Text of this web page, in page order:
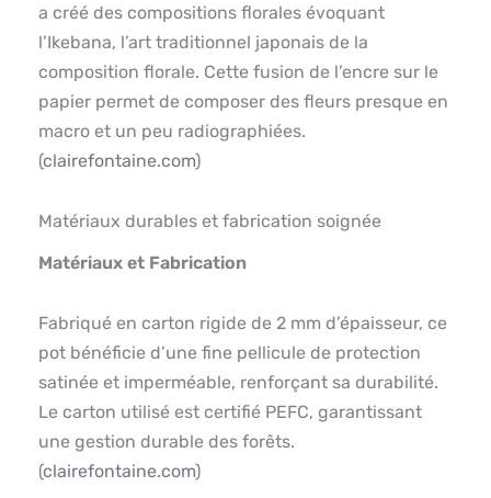
a créé des compositions florales évoquant
l’Ikebana, l’art traditionnel japonais de la
composition florale. Cette fusion de l’encre sur le
papier permet de composer des fleurs presque en
macro et un peu radiographiées.
(clairefontaine.com)
Matériaux durables et fabrication soignée
Matériaux et Fabrication
Fabriqué en carton rigide de 2 mm d’épaisseur, ce
pot bénéficie d’une fine pellicule de protection
satinée et imperméable, renforçant sa durabilité.
Le carton utilisé est certifié PEFC, garantissant
une gestion durable des forêts.
(clairefontaine.com)